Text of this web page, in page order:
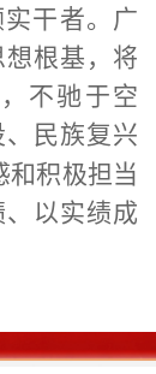
干者。广
根基，将
不驰于空
民族复兴
和积极担当
以实绩成